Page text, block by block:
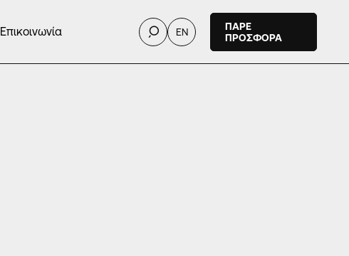
Επικοινωνία EN
ΠΑΡΕ
ΠΡΟΣΦΟΡΑ